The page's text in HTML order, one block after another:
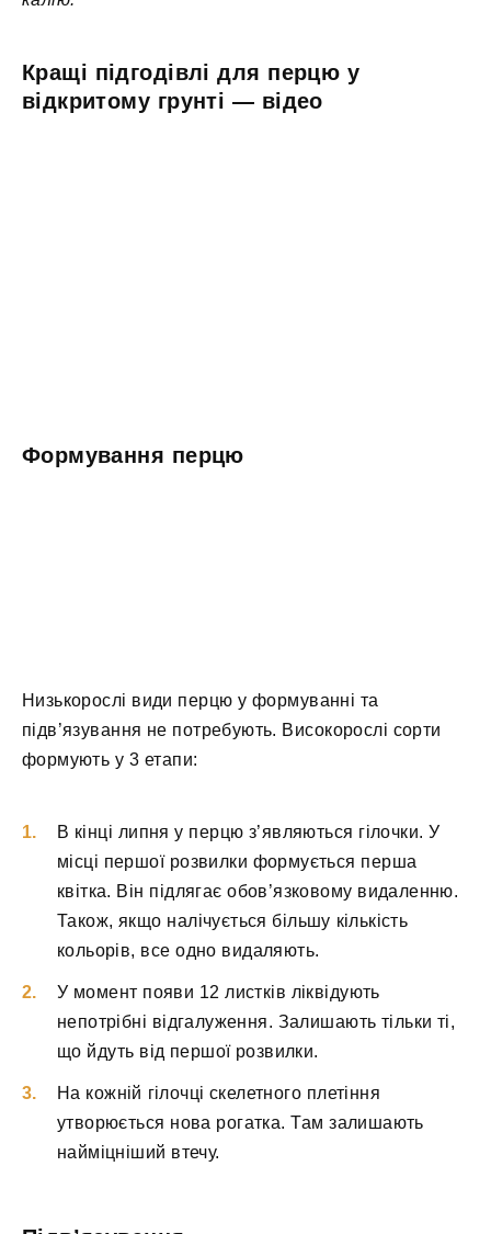
Кращі підгодівлі для перцю у
відкритому грунті — відео
Формування перцю
Низькорослі види перцю у формуванні та
підв’язування не потребують. Високорослі сорти
формують у 3 етапи:
В кінці липня у перцю з’являються гілочки. У
місці першої розвилки формується перша
квітка. Він підлягає обов’язковому видаленню.
Також, якщо налічується більшу кількість
кольорів, все одно видаляють.
У момент появи 12 листків ліквідують
непотрібні відгалуження. Залишають тільки ті,
що йдуть від першої розвилки.
На кожній гілочці скелетного плетіння
утворюється нова рогатка. Там залишають
найміцніший втечу.